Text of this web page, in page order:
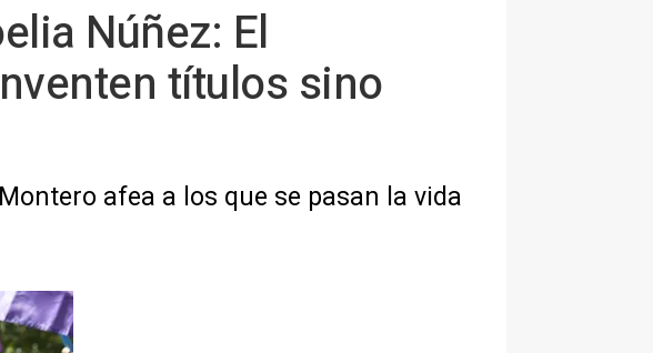
Núñez: El
títulos sino
afea a los que se pasan la vida